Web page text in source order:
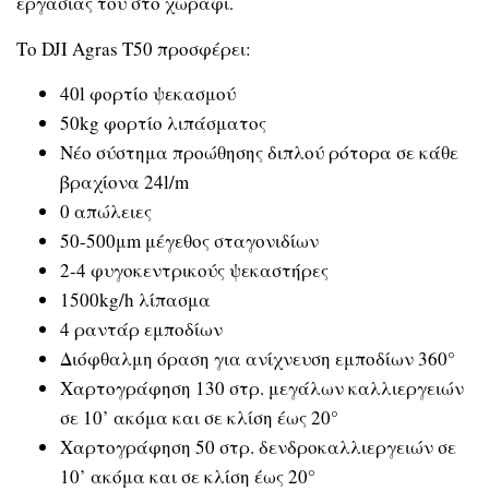
Το DJI Agras T50 προσφέρει:
40l φορτίο ψεκασμού
50kg φορτίο λιπάσματος
Νέο σύστημα προώθησης διπλού ρότορα σε κάθε
βραχίονα 24l/m
0 απώλειες
50-500μm μέγεθος σταγονιδίων
2-4 φυγοκεντρικούς ψεκαστήρες
1500kg/h λίπασμα
4 ραντάρ εμποδίων
Διόφθαλμη όραση για ανίχνευση εμποδίων 360°
Χαρτογράφηση 130 στρ. μεγάλων καλλιεργειών
σε 10’ ακόμα και σε κλίση έως 20°
Χαρτογράφηση 50 στρ. δενδροκαλλιεργειών σε
10’ ακόμα και σε κλίση έως 20°